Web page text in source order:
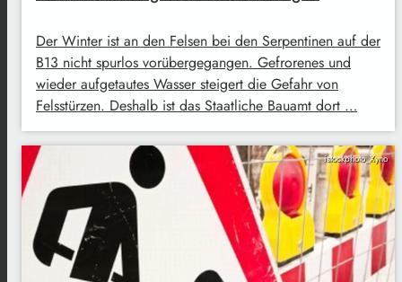
Der Winter ist an den Felsen bei den Serpentinen auf der
B13 nicht spurlos vorübergegangen. Gefrorenes und
wieder aufgetautes Wasser steigert die Gefahr von
Felsstürzen. Deshalb ist das Staatliche Bauamt dort …
istockphoto_Xyno